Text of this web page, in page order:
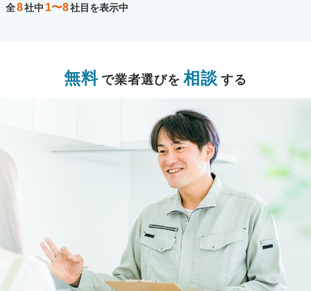
全8社中 1〜8社目を表示中
無料 で業者選びを 相談 する